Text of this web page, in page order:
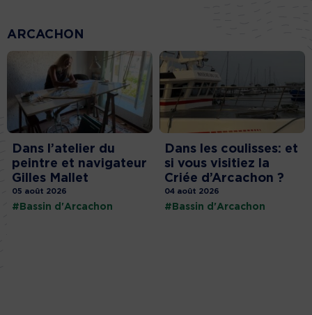
ARCACHON
Dans l’atelier du
peintre et navigateur
Gilles Mallet
05 août 2026
#Bassin d'Arcachon
Dans les coulisses: et
si vous visitiez la
Criée d’Arcachon ?
04 août 2026
#Bassin d'Arcachon